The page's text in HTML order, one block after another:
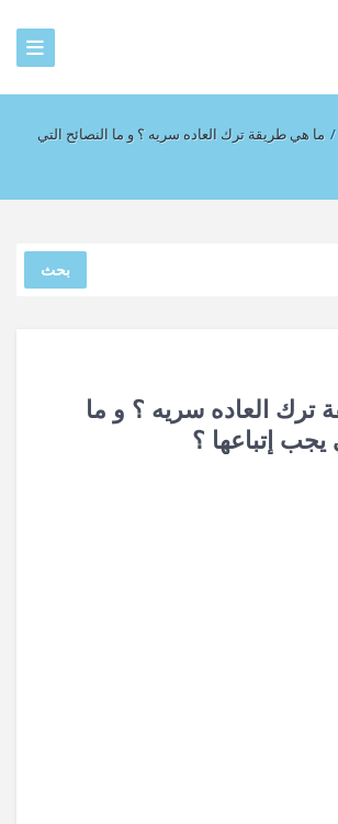
/ ما هي طريقة ترك العاده سريه ؟ و ما النصائح التي
بحث
ترك العاده سريه ؟ و ما
يجب إتباعها ؟